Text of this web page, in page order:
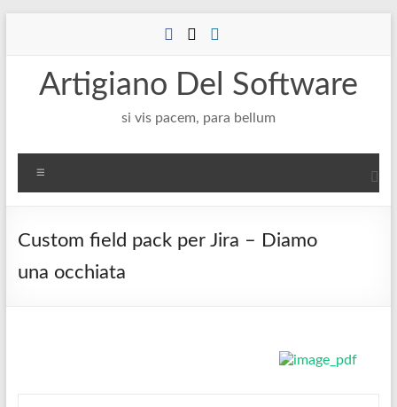
Artigiano Del Software
si vis pacem, para bellum
Custom field pack per Jira – Diamo
una occhiata